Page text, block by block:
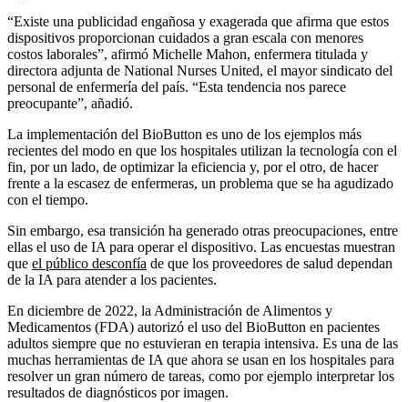
“Existe una publicidad engañosa y exagerada que afirma que estos
dispositivos proporcionan cuidados a gran escala con menores
costos laborales”, afirmó Michelle Mahon, enfermera titulada y
directora adjunta de National Nurses United, el mayor sindicato del
personal de enfermería del país. “Esta tendencia nos parece
preocupante”, añadió.
La implementación del BioButton es uno de los ejemplos más
recientes del modo en que los hospitales utilizan la tecnología con el
fin, por un lado, de optimizar la eficiencia y, por el otro, de hacer
frente a la escasez de enfermeras, un problema que se ha agudizado
con el tiempo.
Sin embargo, esa transición ha generado otras preocupaciones, entre
ellas el uso de IA para operar el dispositivo. Las encuestas muestran
que el público desconfía de que los proveedores de salud dependan
de la IA para atender a los pacientes.
En diciembre de 2022, la Administración de Alimentos y
Medicamentos (FDA) autorizó el uso del BioButton en pacientes
adultos siempre que no estuvieran en terapia intensiva. Es una de las
muchas herramientas de IA que ahora se usan en los hospitales para
resolver un gran número de tareas, como por ejemplo interpretar los
resultados de diagnósticos por imagen.